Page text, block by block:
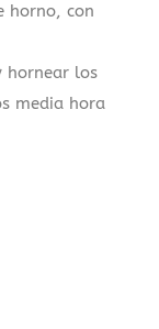
horno, con
hornear los
media hora